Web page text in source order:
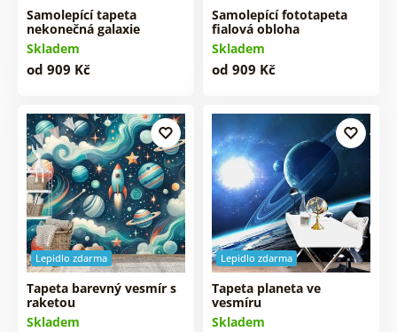
Samolepící tapeta
nekonečná galaxie
Skladem
od 909 Kč
Samolepící fototapeta
fialová obloha
Skladem
od 909 Kč
Lepidlo zdarma
Tapeta barevný vesmír s
raketou
Skladem
Lepidlo zdarma
Tapeta planeta ve
vesmíru
Skladem